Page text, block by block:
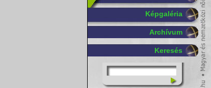
Képgaléria
Archívum
Keresés